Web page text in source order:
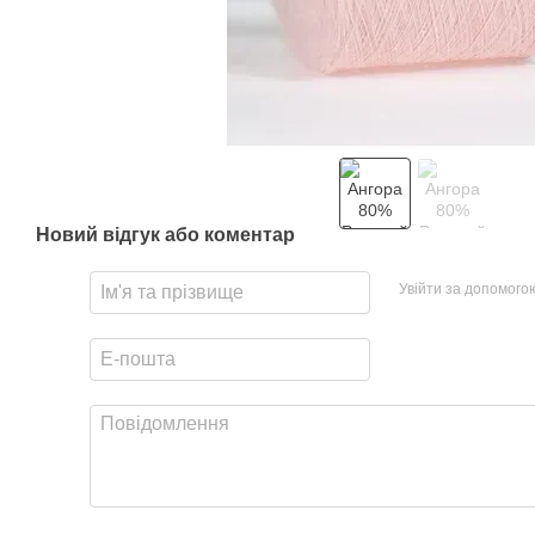
Новий відгук або коментар
Увійти за